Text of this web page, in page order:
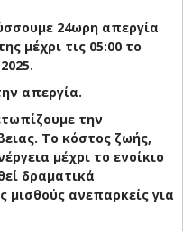
24ωρη απεργία
μέχρι τις 05:00 το
απεργία.
την
Το κόστος ζωής,
μέχρι το ενοίκιο
δραματικά
μισθούς ανεπαρκείς για